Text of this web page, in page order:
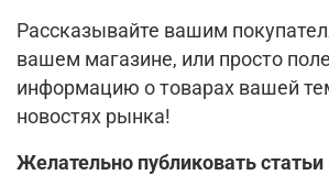
Рассказывайте вашим
вашем магазине, или просто
информацию о товарах вашей
новостях рынка!
Желательно публиковать статьи